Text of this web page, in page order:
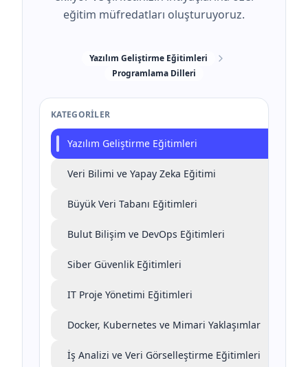
eğitim müfredatları oluşturuyoruz.
Yazılım Geliştirme Eğitimleri
Programlama Dilleri
KATEGORILER
Yazılım Geliştirme Eğitimleri
Veri Bilimi ve Yapay Zeka Eğitimi
Büyük Veri Tabanı Eğitimleri
Bulut Bilişim ve DevOps Eğitimleri
Siber Güvenlik Eğitimleri
IT Proje Yönetimi Eğitimleri
Docker, Kubernetes ve Mimari Yaklaşımlar
İş Analizi ve Veri Görselleştirme Eğitimleri